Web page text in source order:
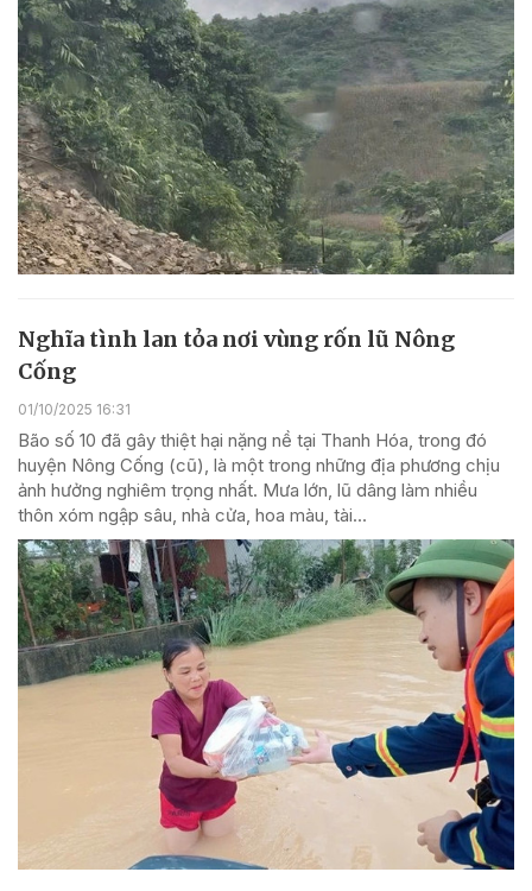
Nghĩa tình lan tỏa nơi vùng rốn lũ Nông
Cống
01/10/2025 16:31
Bão số 10 đã gây thiệt hại nặng nề tại Thanh Hóa, trong đó
huyện Nông Cống (cũ), là một trong những địa phương chịu
ảnh hưởng nghiêm trọng nhất. Mưa lớn, lũ dâng làm nhiều
thôn xóm ngập sâu, nhà cửa, hoa màu, tài...